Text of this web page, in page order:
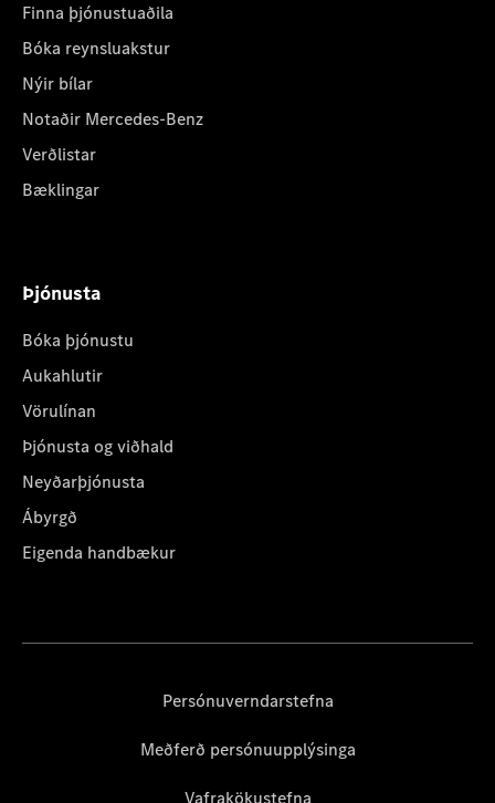
Finna þjónustuaðila
Bóka reynsluakstur
Nýir bílar
Notaðir Mercedes-Benz
Verðlistar
Bæklingar
Þjónusta
Bóka þjónustu
Aukahlutir
Vörulínan
Þjónusta og viðhald
Neyðarþjónusta
Ábyrgð
Eigenda handbækur
Persónuverndarstefna
Meðferð persónuupplýsinga
Vafrakökustefna